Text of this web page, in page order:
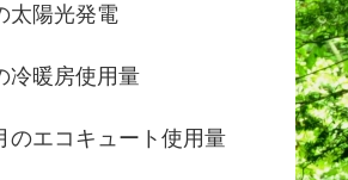
太陽光発電
冷暖房使用量
のエコキュート使用量